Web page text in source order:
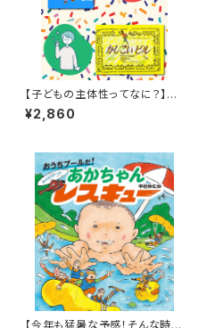
【子どもの主体性ってなに？】
「子どもの主体性を育む絵本」S
ET
¥2,860
【今年も猛暑な予感！そんな時に